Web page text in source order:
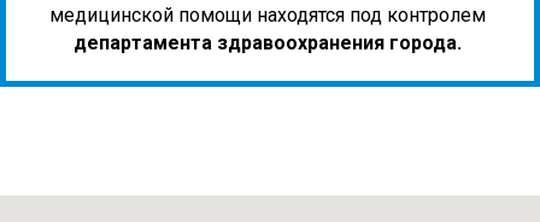
медицинской помощи находятся под контролем
департамента здравоохранения города.